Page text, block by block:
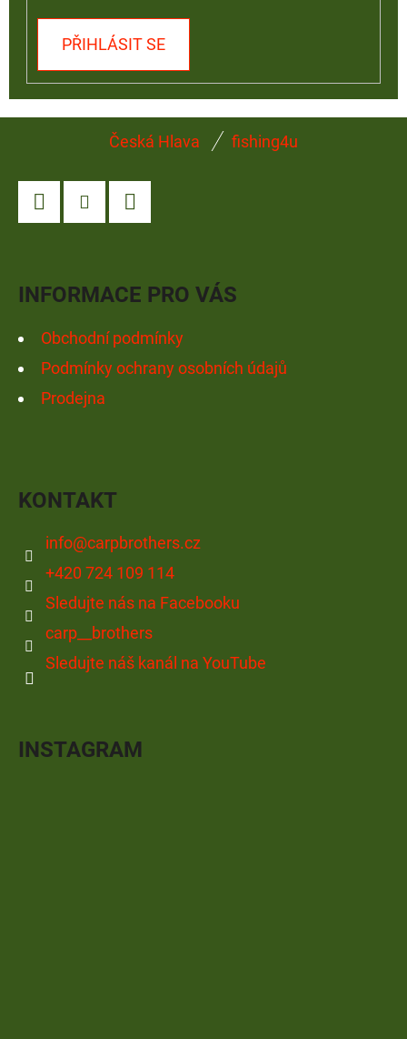
PŘIHLÁSIT SE
Česká Hlava fishing4u
INFORMACE PRO VÁS
Obchodní podmínky
Podmínky ochrany osobních údajů
Prodejna
KONTAKT
info@carpbrothers.cz
+420 724 109 114
Sledujte nás na Facebooku
carp__brothers
Sledujte náš kanál na YouTube
INSTAGRAM